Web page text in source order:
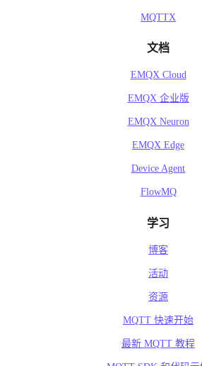
MQTTX
文档
EMQX Cloud
EMQX 企业版
EMQX Neuron
EMQX Edge
Device Agent
FlowMQ
学习
博客
活动
资源
MQTT 快速开始
最新 MQTT 教程